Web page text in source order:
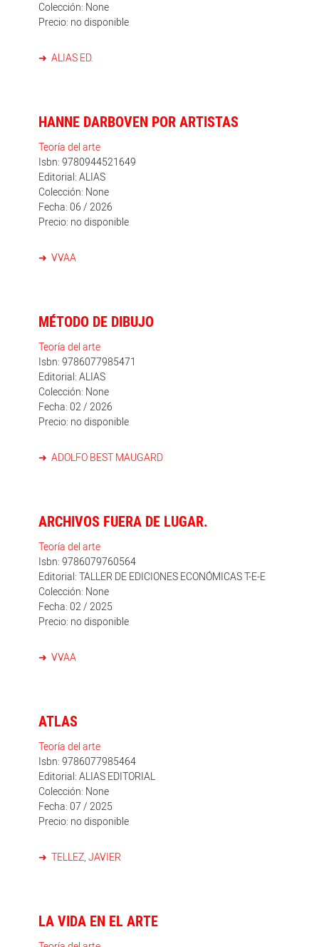
Colección: None
Precio: no disponible
ALIAS ED.
HANNE DARBOVEN POR ARTISTAS
Teoría del arte
Isbn: 9780944521649
Editorial: ALIAS
Colección: None
Fecha: 06 / 2026
Precio: no disponible
VVAA
MÉTODO DE DIBUJO
Teoría del arte
Isbn: 9786077985471
Editorial: ALIAS
Colección: None
Fecha: 02 / 2026
Precio: no disponible
ADOLFO BEST MAUGARD
ARCHIVOS FUERA DE LUGAR.
Teoría del arte
Isbn: 9786079760564
Editorial: TALLER DE EDICIONES ECONÓMICAS T-E-E
Colección: None
Fecha: 02 / 2025
Precio: no disponible
VVAA
ATLAS
Teoría del arte
Isbn: 9786077985464
Editorial: ALIAS EDITORIAL
Colección: None
Fecha: 07 / 2025
Precio: no disponible
TELLEZ, JAVIER
LA VIDA EN EL ARTE